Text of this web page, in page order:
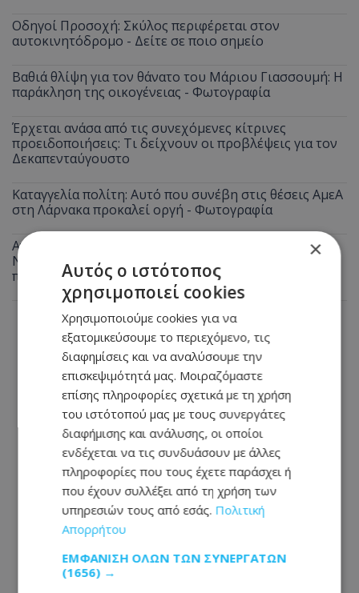
Οδηγοί Προσοχή: Σκύλος περιφέρεται στον
αυτοκινητόδρομο - Δείτε σε ποιο σημείο
Βαθιά θλίψη για τον θάνατο του Μάριου Γιασσουμή: Η
παράκληση της οικογένειας - Φωτογραφία
Έρχεται ανάσα από τις συνεχόμενες κίτρινες
προειδοποιήσεις: Τι δείχνουν οι προβλέψεις για τον
Δεκαπενταύγουστο
Καταγγελία πολίτη: Αυτό που συνέβη στις θέσεις ΑμεΑ
στη Λάρνακα προκαλεί οργή - Φωτογραφία
Αναστάτωση από πυρκαγιά σε μπυραρία στην Αγία
Νάπα τα ξημερώματα - Την έσβησαν οι ιδιοκτήτες
πριν φτάσει η Πυροσβεστική
×
Αυτός ο ιστότοπος
χρησιμοποιεί cookies
Χρησιμοποιούμε cookies για να
εξατομικεύσουμε το περιεχόμενο, τις
διαφημίσεις και να αναλύσουμε την
επισκεψιμότητά μας. Μοιραζόμαστε
επίσης πληροφορίες σχετικά με τη χρήση
του ιστότοπού μας με τους συνεργάτες
διαφήμισης και ανάλυσης, οι οποίοι
ενδέχεται να τις συνδυάσουν με άλλες
πληροφορίες που τους έχετε παράσχει ή
που έχουν συλλέξει από τη χρήση των
υπηρεσιών τους από εσάς. Πολιτική
Απορρήτου
ΕΜΦΆΝΙΣΗ ΌΛΩΝ ΤΩΝ ΣΥΝΕΡΓΑΤΏΝ
(1656) →